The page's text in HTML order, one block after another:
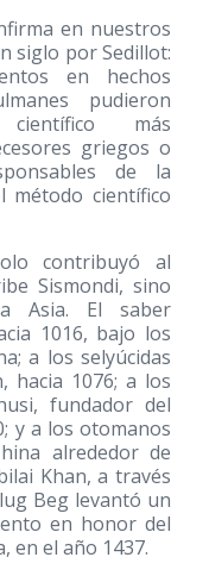
en nuestros
siglo por Sedillot:
en hechos
pudieron
más
griegos o
de la
método científico
contribuyó al
Sismondi, sino
Asia. El saber
1016, bajo los
a los selyúcidas
hacia 1076; a los
fundador del
y a los otomanos
alrededor de
Khan, a través
Beg levantó un
en honor del
en el año 1437.